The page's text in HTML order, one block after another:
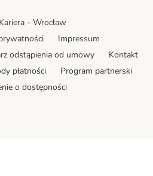
Kariera - Wrocław
Impressum
odstąpienia od umowy
Kontakt
płatności
Program partnerski
o dostępności